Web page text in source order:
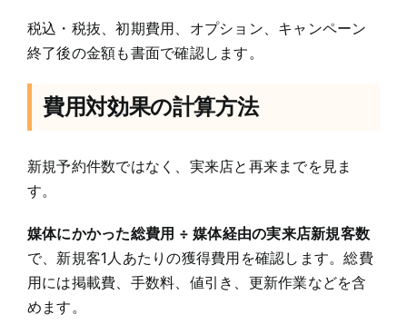
税込・税抜、初期費用、オプション、キャンペーン
終了後の金額も書面で確認します。
費用対効果の計算方法
新規予約件数ではなく、実来店と再来までを見ま
す。
媒体にかかった総費用 ÷ 媒体経由の実来店新規客数
で、新規客1人あたりの獲得費用を確認します。総費
用には掲載費、手数料、値引き、更新作業などを含
めます。